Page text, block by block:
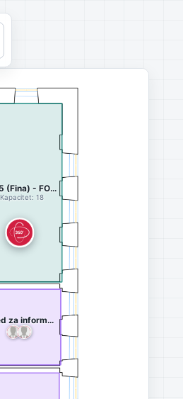
D 15 (Fina) - FOI 1
Kapacitet: 18
Ured za informatičku podršku - FOI 1